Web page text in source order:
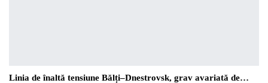
Linia de înaltă tensiune Bălți–Dnestrovsk, grav avariată de…